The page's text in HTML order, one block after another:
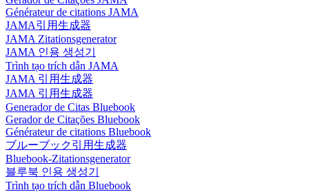
Générateur de citations JAMA
JAMA引用生成器
JAMA Zitationsgenerator
JAMA 인용 생성기
Trình tạo trích dẫn JAMA
JAMA 引用生成器
JAMA 引用生成器
Generador de Citas Bluebook
Gerador de Citações Bluebook
Générateur de citations Bluebook
ブルーブック引用生成器
Bluebook-Zitationsgenerator
블루북 인용 생성기
Trình tạo trích dẫn Bluebook